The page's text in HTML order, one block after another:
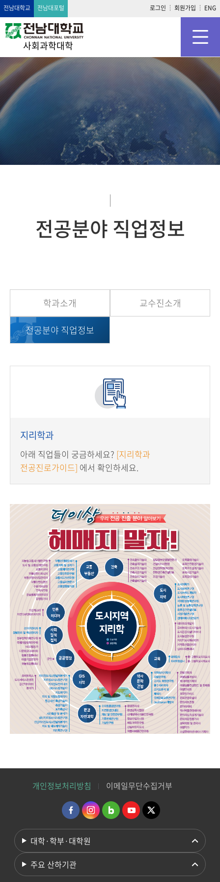
전남대학교 전남대포털 로그인 회원가입 ENG
사회과학대학
전공분야 직업정보
학과소개 교수진소개
전공분야 직업정보
지리학과
아래 직업들이 궁금하세요? [지리학과
전공진로가이드] 에서 확인하세요.
개인정보처리방침 이메일무단수집거부
대학·학부·대학원
주요 산하기관